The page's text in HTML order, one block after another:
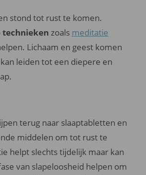
stond tot rust te komen.
technieken zoals meditatie
Lichaam en geest komen
leiden tot een diepere en
terug naar slaaptabletten en
middelen om tot rust te
helpt slechts tijdelijk maar kan
van slapeloosheid helpen om